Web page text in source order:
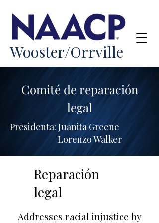
Wooster/Orrville
Comité de reparación
legal
Presidenta: Juanita Greene
Lorenzo Walker
Reparación
legal
Addresses racial injustice by